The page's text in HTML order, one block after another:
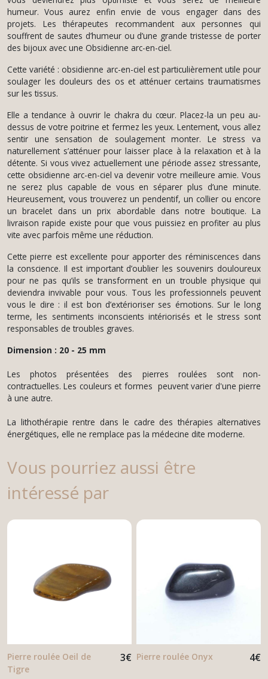
humeur. Vous aurez enfin envie de vous engager dans des
projets. Les thérapeutes recommandent aux personnes qui
souffrent de sautes d’humeur ou d’une grande tristesse de porter
des bijoux avec une Obsidienne arc-en-ciel.
Cette variété : obsidienne arc-en-ciel est particulièrement utile pour
soulager les douleurs des os et atténuer certains traumatismes
sur les tissus.
Elle a tendance à ouvrir le chakra du cœur. Placez-la un peu au-
dessus de votre poitrine et fermez les yeux. Lentement, vous allez
sentir une sensation de soulagement monter. Le stress va
naturellement s’atténuer pour laisser place à la relaxation et à la
détente. Si vous vivez actuellement une période assez stressante,
cette obsidienne arc-en-ciel va devenir votre meilleure amie. Vous
ne serez plus capable de vous en séparer plus d’une minute.
Heureusement, vous trouverez un pendentif, un collier ou encore
un bracelet dans un prix abordable dans notre boutique. La
livraison rapide existe pour que vous puissiez en profiter au plus
vite avec parfois même une réduction.
Cette pierre est excellente pour apporter des réminiscences dans
la conscience. Il est important d’oublier les souvenirs douloureux
pour ne pas qu’ils se transforment en un trouble physique qui
deviendra invivable pour vous. Tous les professionnels peuvent
vous le dire : il est bon d’extérioriser ses émotions. Sur le long
terme, les sentiments inconscients intériorisés et le stress sont
responsables de troubles graves.
Dimension : 20 - 25 mm
Les photos présentées des pierres roulées sont non-
contractuelles. Les couleurs et formes peuvent varier d'une pierre
à une autre.
La lithothérapie rentre dans le cadre des thérapies alternatives
énergétiques, elle ne remplace pas la médecine dite moderne.
Vous pourriez aussi être
intéressé par
Pierre roulée Oeil de
Tigre
3€ Pierre roulée Onyx 4€